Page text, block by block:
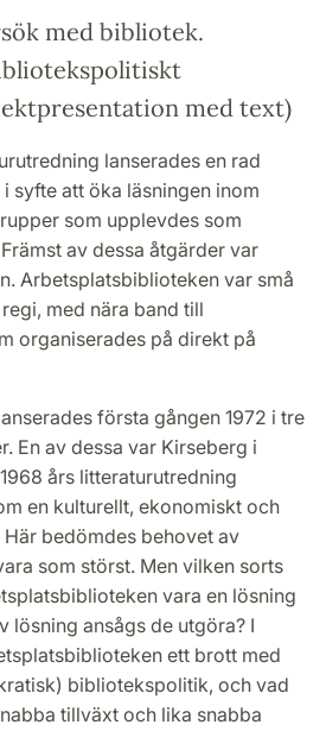
med bibliotek.
med text)
lanserades en rad
syfte att öka läsningen inom
som upplevdes som
av dessa åtgärder var
Arbetsplatsbiblioteken var små
med nära band till
organiserades på direkt på
första gången 1972 i tre
En av dessa var Kirseberg i
års litteraturutredning
en kulturellt, ekonomiskt och
bedömdes behovet av
som störst. Men vilken sorts
vara en lösning
lösning ansågs de utgöra? I
ett brott med
bibliotekspolitik, och vad
tillväxt och lika snabba